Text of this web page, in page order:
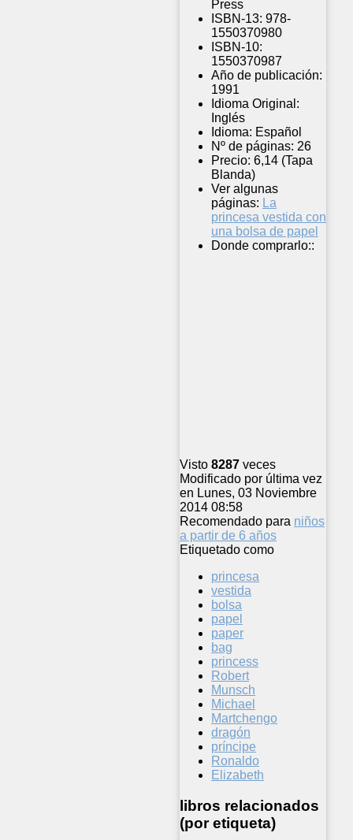
Press
ISBN-13: 978-
1550370980
ISBN-10:
1550370987
Año de publicación:
1991
Idioma Original:
Inglés
Idioma: Español
Nº de páginas: 26
Precio: 6,14 (Tapa
Blanda)
Ver algunas
páginas: La
princesa vestida con
una bolsa de papel
Donde comprarlo::
Visto 8287 veces
Modificado por última vez
en Lunes, 03 Noviembre
2014 08:58
Recomendado para niños
a partir de 6 años
Etiquetado como
princesa
vestida
bolsa
papel
paper
bag
princess
Robert
Munsch
Michael
Martchengo
dragón
príncipe
Ronaldo
Elizabeth
libros relacionados
(por etiqueta)